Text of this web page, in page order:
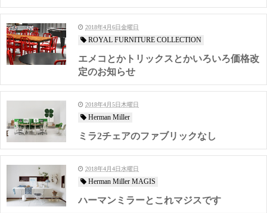
2018年4月6日金曜日
ROYAL FURNITURE COLLECTION
エメコとかトリックスとかいろいろ価格改
定のお知らせ
2018年4月5日木曜日
Herman Miller
ミラ2チェアのファブリックなし
2018年4月4日水曜日
Herman Miller MAGIS
ハーマンミラーとこれマジスです